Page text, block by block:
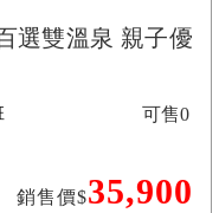
選雙溫泉 親子優
銷售價$35,900
可售0